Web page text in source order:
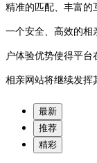
精准的匹配、丰富的
一个安全、高效的相
户体验优势使得平
相亲网站将继续发挥
最新
推荐
精彩